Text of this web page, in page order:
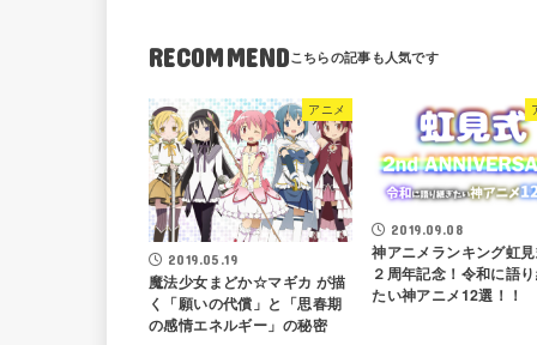
RECOMMEND
アニメ
2019.05.19
魔法少女まどか☆マギカ が描
く「願いの代償」と「思春期
の感情エネルギー」の秘密
2019.09.08
神アニメランキング虹
２周年記念！令和に語
たい神アニメ12選！！